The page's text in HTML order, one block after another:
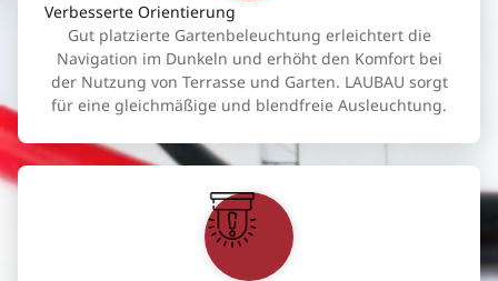
Verbesserte Orientierung
Gut platzierte Gartenbeleuchtung erleichtert die
Navigation im Dunkeln und erhöht den Komfort bei
der Nutzung von Terrasse und Garten. LAUBAU sorgt
für eine gleichmäßige und blendfreie Ausleuchtung.